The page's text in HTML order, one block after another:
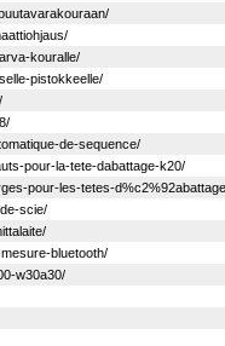
kouralle/
pistokkeelle/
de-sequence/
pour-la-tete-dabattage-k20/
pour-les-tetes-
scie/
bluetooth/
w30a30/